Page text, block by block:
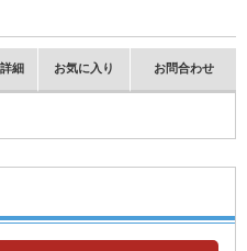
詳細 お気に入り お問合わせ